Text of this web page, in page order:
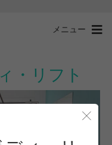
メニュー
・リフト